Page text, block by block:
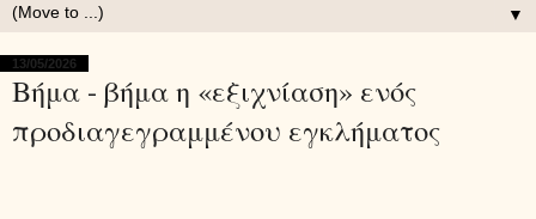
▼
13/05/2026
Βήμα - βήμα η «εξιχνίαση» ενός
προδιαγεγραμμένου εγκλήματος